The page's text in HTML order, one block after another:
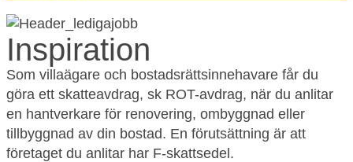
Inspiration
Som villaägare och bostadsrättsinnehavare får du
göra ett skatteavdrag, sk ROT-avdrag, när du anlitar
en hantverkare för renovering, ombyggnad eller
tillbyggnad av din bostad. En förutsättning är att
företaget du anlitar har F-skattsedel.